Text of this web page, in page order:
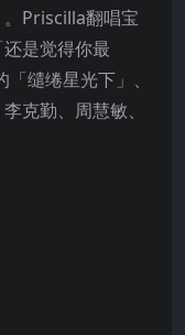
Priscilla翻唱宝
是觉得你最
缱绻星光下」、
克勤、周慧敏、